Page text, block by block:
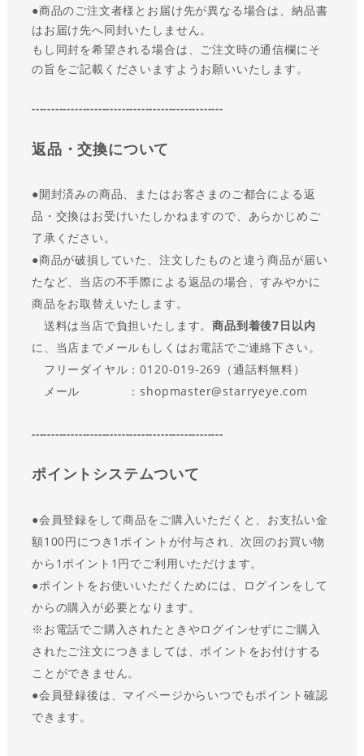
●商品のご注文者様とお届け先が異なる場合は、納品書
はお届け先へ同封いたしません。
もし同封を希望される場合は、ご注文時の通信欄にそ
の旨をご記載くださいますようお願いいたします。
-------------------------------------------------
返品・交換について
●開封済みの商品、またはお客さまのご都合による返
品・交換はお受けいたしかねますので、あらかじめご
了承ください。
●商品が破損していた、注文したものと違う商品が届い
たなど、当店の不手際による返品の場合、すみやかに
商品をお取替えいたします。
送料は当店で負担いたします。商品到着後7日以内
に、当店までメールもしくはお電話でご連絡下さい。
フリーダイヤル：0120-019-269（通話料無料）
メール ：shopmaster@starryeye.com
-------------------------------------------------
ポイントシステムついて
●会員登録をして商品をご購入いただくと、お支払い金
額100円につき1ポイントが付与され、次回のお買い物
から1ポイント1円でご利用いただけます。
●ポイントをお使いいただくためには、ログインをして
からの購入が必要となります。
※お電話でご購入されたときやログインせずにご購入
されたご注文につきましては、ポイントをお付けする
ことができません。
●会員登録後は、マイページからいつでもポイント確認
できます。